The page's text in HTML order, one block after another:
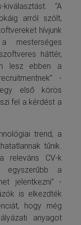
“A
arról szólt,
hívjunk
mesterséges
háttér,
lesz ebben a
-
első körös
fel a kérdést a
trend, a
tűnik.
releváns CV-k
egyszerűbb a
jelentkezni” -
is elkezdték
hogy még
anyagot